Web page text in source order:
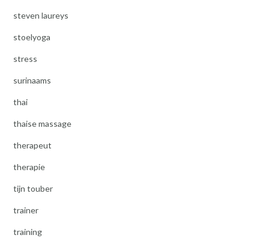
steven laureys
stoelyoga
stress
surinaams
thai
thaise massage
therapeut
therapie
tijn touber
trainer
training